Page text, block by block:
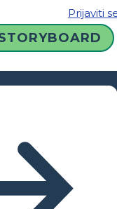
Prijaviti